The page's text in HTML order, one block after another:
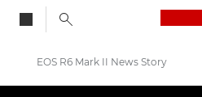
EOS R6 Mark II News Story